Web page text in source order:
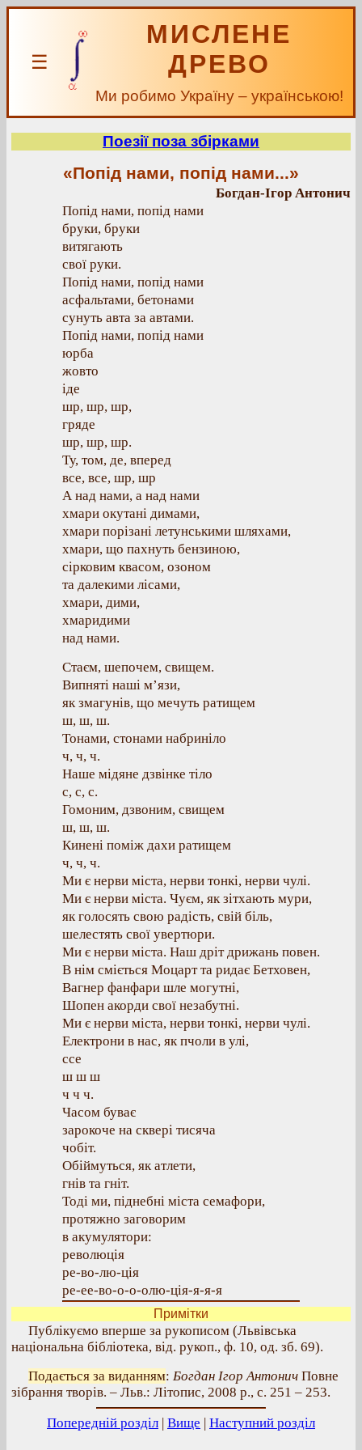
☰
МИСЛЕНЕ
ДРЕВО
Ми робимо Україну – українською!
Поезії поза збірками
«Попід нами, попід нами...»
Богдан-Ігор Антонич
Попід нами, попід нами
бруки, бруки
витягають
свої руки.
Попід нами, попід нами
асфальтами, бетонами
сунуть авта за автами.
Попід нами, попід нами
юрба
жовто
іде
шр, шр, шр,
гряде
шр, шр, шр.
Ту, том, де, вперед
все, все, шр, шр
А над нами, а над нами
хмари окутані димами,
хмари порізані летунськими шляхами,
хмари, що пахнуть бензиною,
сірковим квасом, озоном
та далекими лісами,
хмари, дими,
хмаридими
над нами.
Стаєм, шепочем, свищем.
Випняті наші м’язи,
як змагунів, що мечуть ратищем
ш, ш, ш.
Тонами, стонами набриніло
ч, ч, ч.
Наше мідяне дзвінке тіло
с, с, с.
Гомоним, дзвоним, свищем
ш, ш, ш.
Кинені поміж дахи ратищем
ч, ч, ч.
Ми є нерви міста, нерви тонкі, нерви чулі.
Ми є нерви міста. Чуєм, як зітхають мури,
як голосять свою радість, свій біль,
шелестять свої увертюри.
Ми є нерви міста. Наш дріт дрижань повен.
В нім сміється Моцарт та ридає Бетховен,
Вагнер фанфари шле могутні,
Шопен акорди свої незабутні.
Ми є нерви міста, нерви тонкі, нерви чулі.
Електрони в нас, як пчоли в улі,
ссе
ш ш ш
ч ч ч.
Часом буває
зарокоче на сквері тисяча
чобіт.
Обіймуться, як атлети,
гнів та гніт.
Тоді ми, піднебні міста семафори,
протяжно заговорим
в акумулятори:
революція
ре-во-лю-ція
ре-ее-во-о-о-олю-ція-я-я-я
Примітки
Публікуємо вперше за рукописом (Львівська
національна бібліотека, від. рукоп., ф. 10, од. зб. 69).
Подається за виданням: Богдан Ігор Антонич Повне
зібрання творів. – Льв.: Літопис, 2008 р., с. 251 – 253.
Попередній розділ | Вище | Наступний розділ